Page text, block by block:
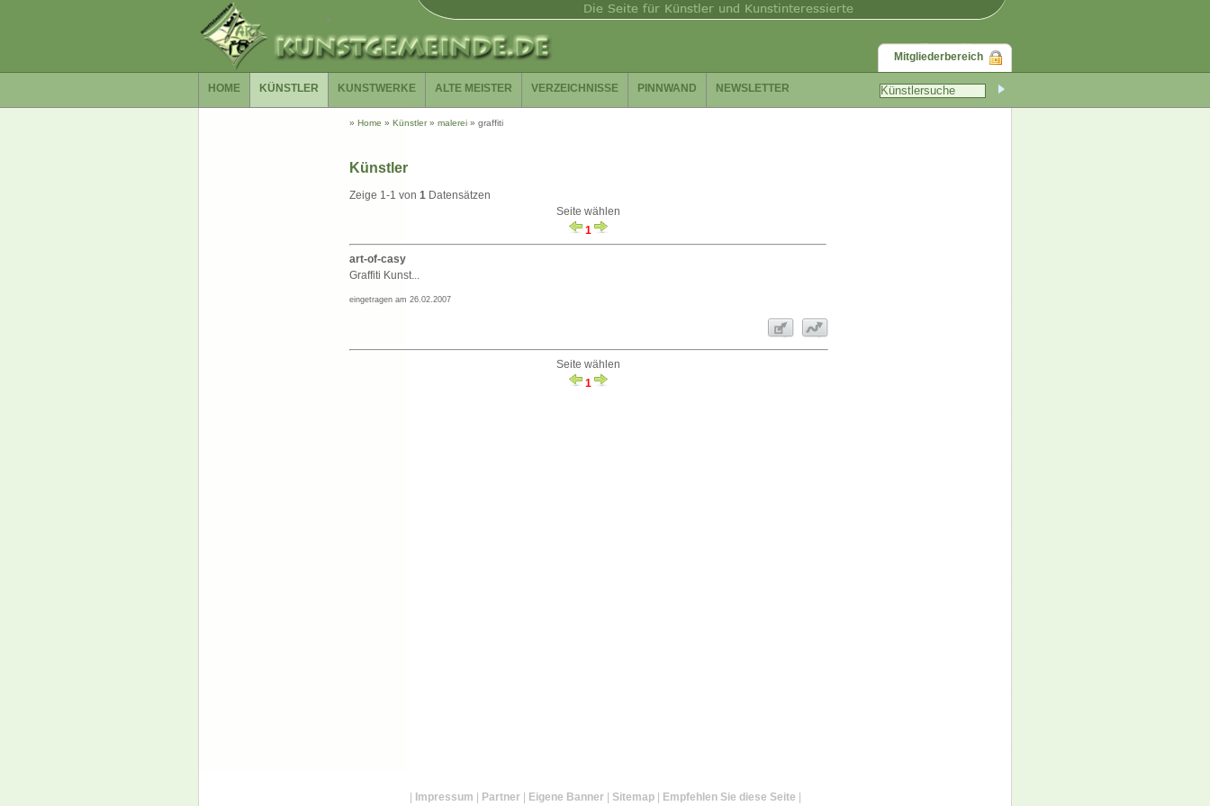
Mitgliederbereich
HOME KÜNSTLER KUNSTWERKE ALTE MEISTER VERZEICHNISSE PINNWAND NEWSLETTER
» Home » Künstler» malerei » graffiti
Künstler
Zeige 1-1 von 1 Datensätzen
Seite wählen
1
art-of-casy
Graffiti Kunst...
eingetragen am 26.02.2007
Seite wählen
1
Impressum Partner| Eigene Banner| Sitemap| Empfehlen Sie diese Seite